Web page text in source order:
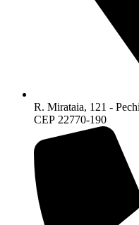
R. Mirataia, 121 -
CEP 22770-190